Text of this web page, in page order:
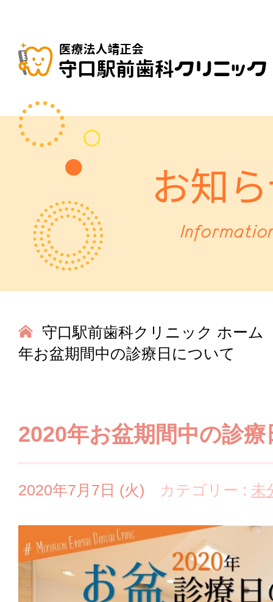
お知
守口駅前歯科クリニック ホーム
年お盆期間中の診療日について
2020年お盆期間中の診
2020年7月7日 (火) カテゴリー : 未